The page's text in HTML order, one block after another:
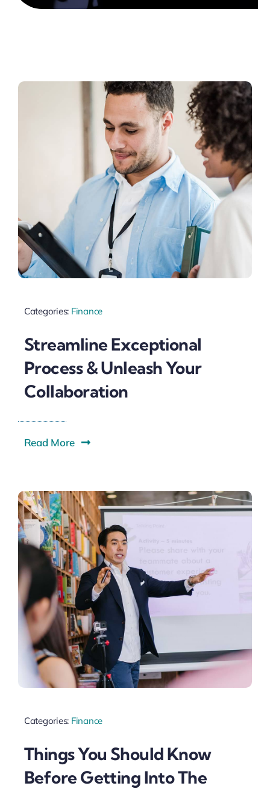
Categories: Finance
Streamline Exceptional
Process & Unleash Your
Collaboration
Read More
Categories: Finance
Things You Should Know
Before Getting Into The